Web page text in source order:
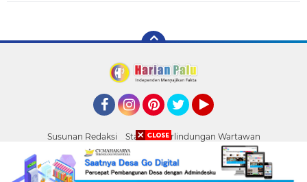
Susunan Redaksi
Standar Perlindungan Wartawan
Pasang Iklan
Tentang Kami Pedoman Media Siber
Palu
Copyright ©2026 HARIAN PALU